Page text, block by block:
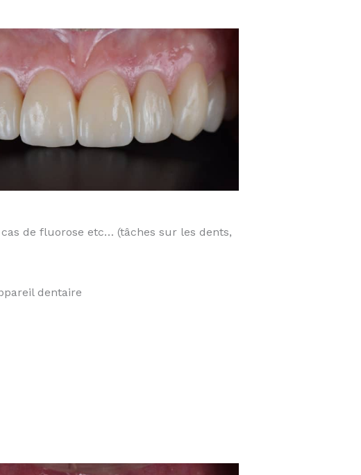
de fluorose etc… (tâches sur les dents,
dentaire